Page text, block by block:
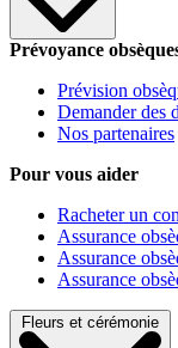
Prévoyance
Prévision
Demander des
Nos partenaires
Pour vous aider
Racheter un
Assurance
Assurance
Assurance
Fleurs et cérémonie